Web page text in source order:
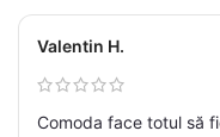
Valentin H.
Comoda face totul să